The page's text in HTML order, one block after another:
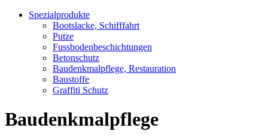
Spezialprodukte
Bootslacke, Schifffahrt
Putze
Fussbodenbeschichtungen
Betonschutz
Baudenkmalpflege, Restauration
Baustoffe
Graffiti Schutz
Baudenkmalpflege